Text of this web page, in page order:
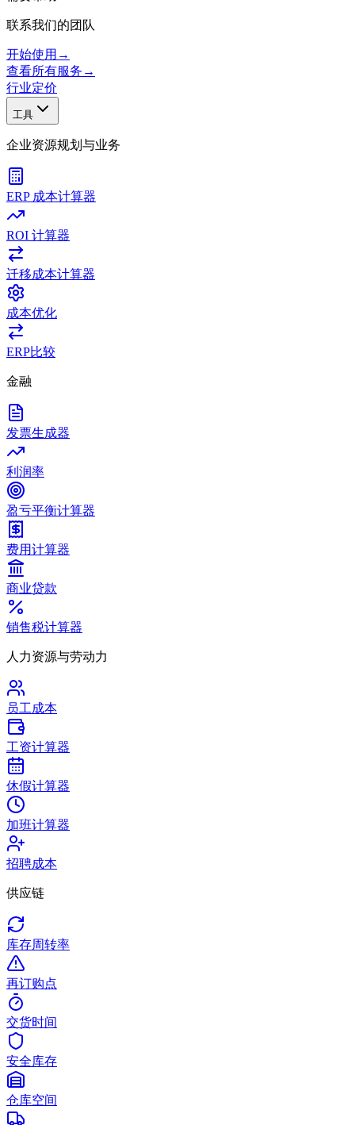
联系我们的团队
开始使用 →
查看所有服务 →
行业定价
工具
企业资源规划与业务
ERP 成本计算器
ROI 计算器
迁移成本计算器
成本优化
ERP比较
金融
发票生成器
利润率
盈亏平衡计算器
费用计算器
商业贷款
销售税计算器
人力资源与劳动力
员工成本
工资计算器
休假计算器
加班计算器
招聘成本
供应链
库存周转率
再订购点
交货时间
安全库存
仓库空间